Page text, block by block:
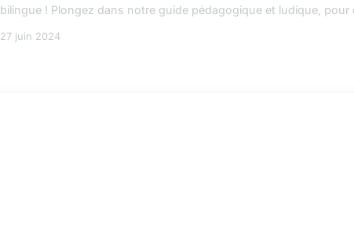
bilingue ! Plongez dans notre guide pédagogique et ludique, pour
27 juin 2024